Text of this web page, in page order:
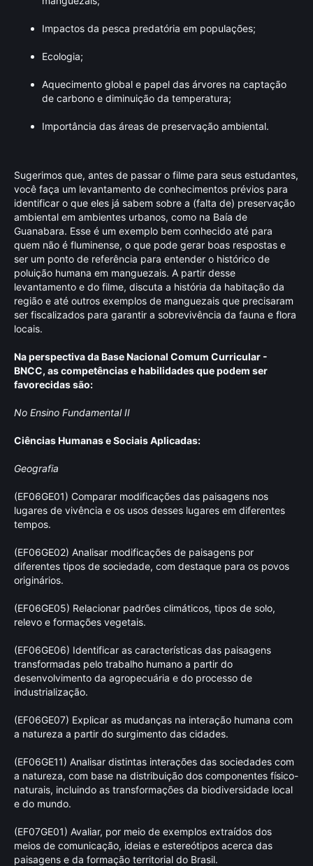
Impactos da pesca predatória em populações;
Ecologia;
Aquecimento global e papel das árvores na captação
de carbono e diminuição da temperatura;
Importância das áreas de preservação ambiental.
Sugerimos que, antes de passar o filme para seus estudantes,
você faça um levantamento de conhecimentos prévios para
identificar o que eles já sabem sobre a (falta de) preservação
ambiental em ambientes urbanos, como na Baía de
Guanabara. Esse é um exemplo bem conhecido até para
quem não é fluminense, o que pode gerar boas respostas e
ser um ponto de referência para entender o histórico de
poluição humana em manguezais. A partir desse
levantamento e do filme, discuta a história da habitação da
região e até outros exemplos de manguezais que precisaram
ser fiscalizados para garantir a sobrevivência da fauna e flora
locais.
Na perspectiva da Base Nacional Comum Curricular -
BNCC, as competências e habilidades que podem ser
favorecidas são:
No Ensino Fundamental II
Ciências Humanas e Sociais Aplicadas:
Geografia
(EF06GE01) Comparar modificações das paisagens nos
lugares de vivência e os usos desses lugares em diferentes
tempos.
(EF06GE02) Analisar modificações de paisagens por
diferentes tipos de sociedade, com destaque para os povos
originários.
(EF06GE05) Relacionar padrões climáticos, tipos de solo,
relevo e formações vegetais.
(EF06GE06) Identificar as características das paisagens
transformadas pelo trabalho humano a partir do
desenvolvimento da agropecuária e do processo de
industrialização.
(EF06GE07) Explicar as mudanças na interação humana com
a natureza a partir do surgimento das cidades.
(EF06GE11) Analisar distintas interações das sociedades com
a natureza, com base na distribuição dos componentes físico-
naturais, incluindo as transformações da biodiversidade local
e do mundo.
(EF07GE01) Avaliar, por meio de exemplos extraídos dos
meios de comunicação, ideias e estereótipos acerca das
paisagens e da formação territorial do Brasil.